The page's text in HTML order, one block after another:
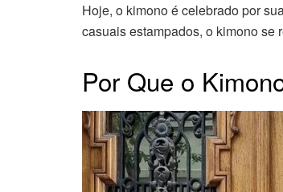
Hoje, o kimono é celebrado por
casuais estampados, o kimono se
Por Que o